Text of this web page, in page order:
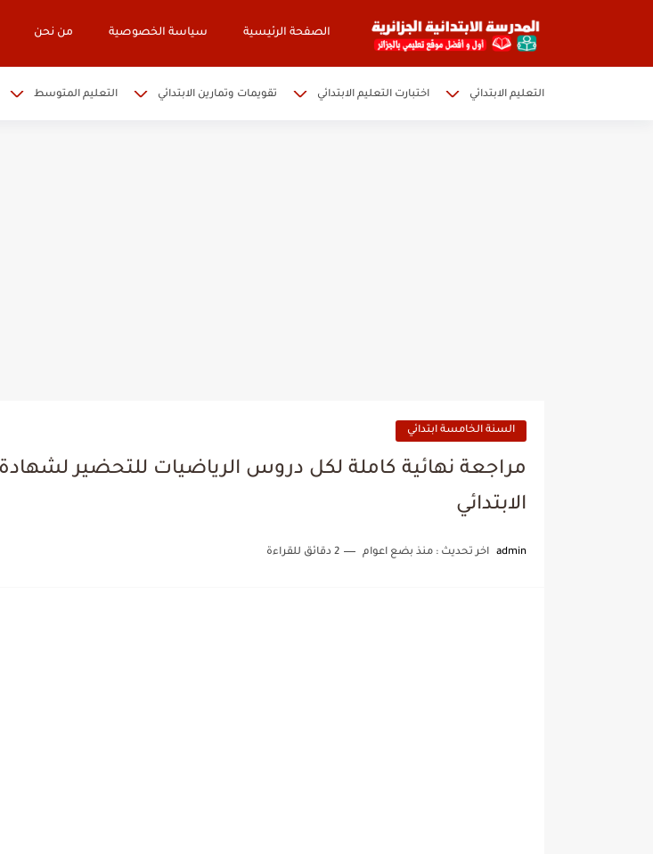
الصفحة الرئيسية سياسة الخصوصية من نحن
التعليم الابتدائي اختبارت التعليم الابتدائي تقويمات وتمارين الابتدائي التعليم المتوسط
السنة الخامسة ابتدائي
مراجعة نهائية كاملة لكل دروس الرياضيات للتحضير لشهادة
الابتدائي
admin اخر تحديث : منذ بضع اعوام 2 دقائق للقراءة